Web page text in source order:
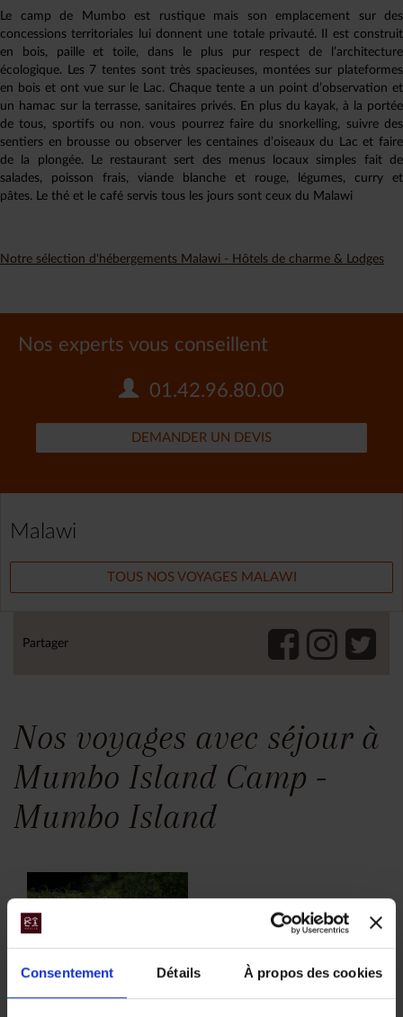
Consentement Détails À propos des cookies
Le camp de Mumbo est rustique mais son emplacement sur des
concessions territoriales lui donnent une totale privauté. Il est construit
en bois, paille et toile, dans le plus pur respect de l’architecture
écologique. Les 7 tentes sont très spacieuses, montées sur plateformes
en bois et ont vue sur le Lac. Chaque tente a un point d’observation et
un hamac sur la terrasse, sanitaires privés. En plus du kayak, à la portée
de tous, sportifs ou non. vous pourrez faire du snorkelling, suivre des
sentiers en brousse ou observer les centaines d’oiseaux du Lac et faire
de la plongée. Le restaurant sert des menus locaux simples fait de
salades, poisson frais, viande blanche et rouge, légumes, curry et
pâtes. Le thé et le café servis tous les jours sont ceux du Malawi
Notre sélection d'hébergements Malawi - Hôtels de charme & Lodges
Nos experts vous conseillent
01.42.96.80.00
DEMANDER UN DEVIS
Malawi
TOUS NOS VOYAGES MALAWI
Partager
Nos voyages avec séjour à
Mumbo Island Camp -
Mumbo Island
Autotour au